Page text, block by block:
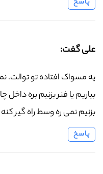
علی گفت:
یه مسواک افتاده تو توالت.
بیاریم یا فنر بزنیم بره
بزنیم نمی ره وسط راه گیر
پاسخ